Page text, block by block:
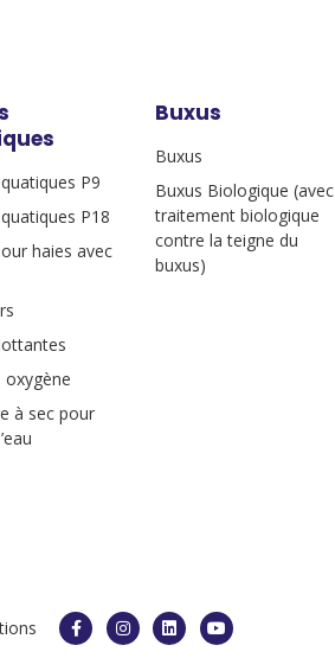
P9
P18
haies avec
oxygène
à sec pour
Buxus
Buxus
Buxus Biologique (avec
traitement biologique
contre la teigne du
buxus)